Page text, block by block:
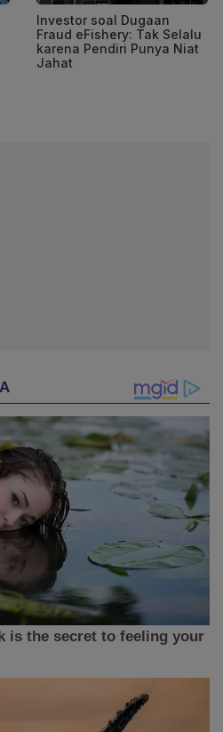
Investor soal Dugaan
Fraud eFishery: Tak Selalu
karena Pendiri Punya Niat
Jahat